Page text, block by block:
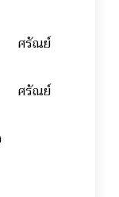
รัณย์
ศรัณย์